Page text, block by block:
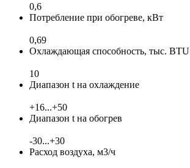
0,6
Потребление при обогреве, кВт
0,69
Охлаждающая способность, тыс. BTU
10
Диапазон t на охлаждение
+16...+50
Диапазон t на обогрев
-30...+30
Расход воздуха, м3/ч